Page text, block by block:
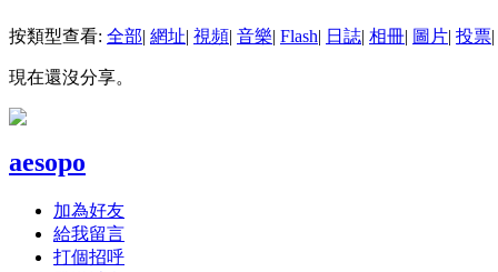
按類型查看: 全部| 網址| 視頻| 音樂| Flash| 日誌| 相冊| 圖片| 投票|
現在還沒分享。
aesopo
加為好友
給我留言
打個招呼